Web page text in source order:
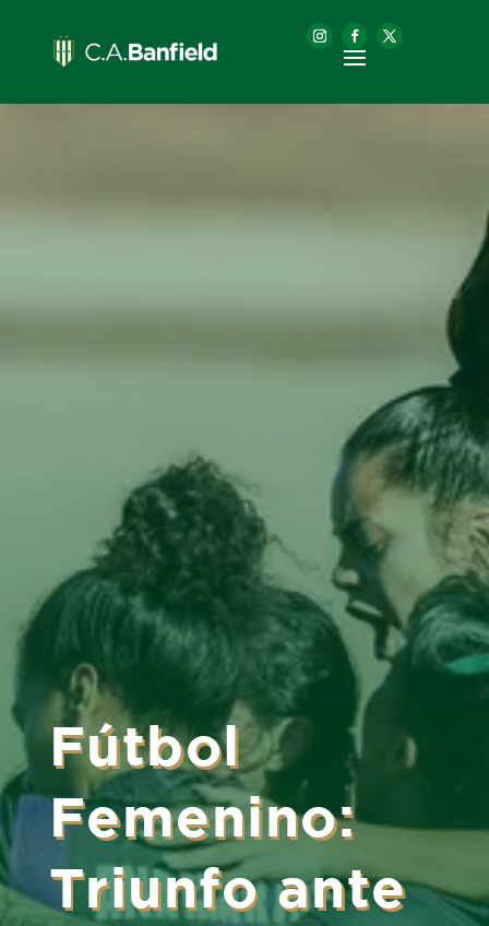
Fútbol
Femenino:
Triunfo ante